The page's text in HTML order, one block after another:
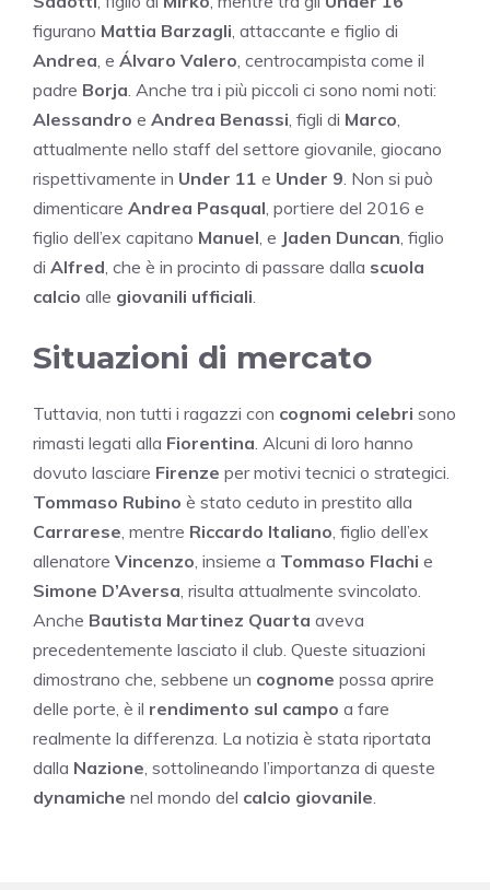
figurano Mattia Barzagli, attaccante e figlio di
Andrea, e Álvaro Valero, centrocampista come il
padre Borja. Anche tra i più piccoli ci sono nomi noti:
Alessandro e Andrea Benassi, figli di Marco,
attualmente nello staff del settore giovanile, giocano
rispettivamente in Under 11 e Under 9. Non si può
dimenticare Andrea Pasqual, portiere del 2016 e
figlio dell’ex capitano Manuel, e Jaden Duncan, figlio
di Alfred, che è in procinto di passare dalla scuola
calcio alle giovanili ufficiali.
Situazioni di mercato
Tuttavia, non tutti i ragazzi con cognomi celebri sono
rimasti legati alla Fiorentina. Alcuni di loro hanno
dovuto lasciare Firenze per motivi tecnici o strategici.
Tommaso Rubino è stato ceduto in prestito alla
Carrarese, mentre Riccardo Italiano, figlio dell’ex
allenatore Vincenzo, insieme a Tommaso Flachi e
Simone D’Aversa, risulta attualmente svincolato.
Anche Bautista Martinez Quarta aveva
precedentemente lasciato il club. Queste situazioni
dimostrano che, sebbene un cognome possa aprire
delle porte, è il rendimento sul campo a fare
realmente la differenza. La notizia è stata riportata
dalla Nazione, sottolineando l’importanza di queste
dynamiche nel mondo del calcio giovanile.